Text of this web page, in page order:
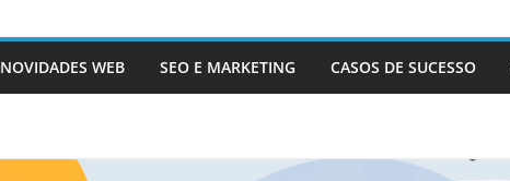
(Fintech)
NOVIDADES WEB SEO E MARKETING CASOS DE SUCESSO